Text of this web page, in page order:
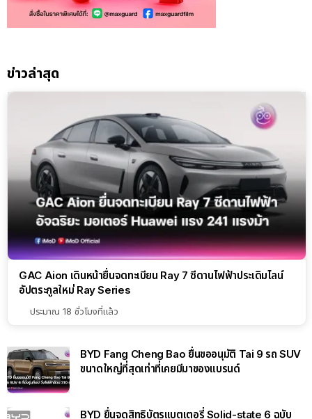
ข่าวล่าสุด
GAC Aion เดินหน้ายื่นจดทะเบียน Ray 7 ซีดานไฟฟ้าประเดิมไลน์
อัปตระกูลใหม่ Ray Series
ประมาณ 18 ชั่วโมงที่แล้ว
BYD Fang Cheng Bao ยื่นขออนุมัติ Tai 9 รถ SUV
ขนาดใหญ่ที่สุดเท่าที่เคยมีมาของแบรนด์
BYD ยื่นจดสิทธิบัตรแบตเตอรี่ Solid-state 6 ฉบับ